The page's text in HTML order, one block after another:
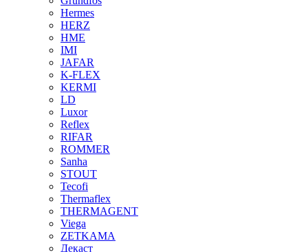
Hermes
HERZ
HME
IMI
JAFAR
K-FLEX
KERMI
LD
Luxor
Reflex
RIFAR
ROMMER
Sanha
STOUT
Tecofi
Thermaflex
THERMAGENT
Viega
ZETKAMA
Декаст